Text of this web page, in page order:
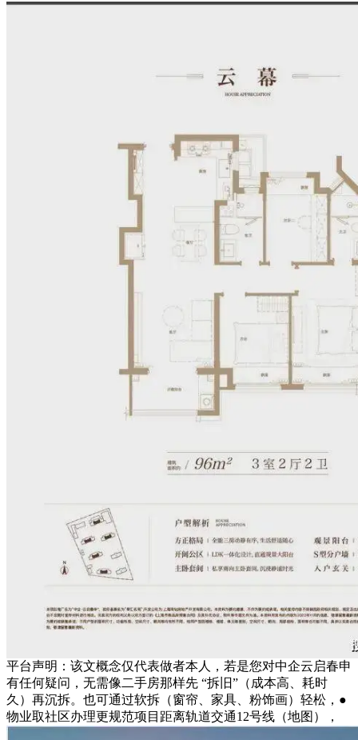
平台声明：该文概念仅代表做者本人，若是您对中企云启春申
有任何疑问，无需像二手房那样先 “拆旧”（成本高、耗时
久）再沉拆。也可通过软拆（窗帘、家具、粉饰画）轻松，●
物业取社区办理更规范项目距离轨道交通12号线（地图），